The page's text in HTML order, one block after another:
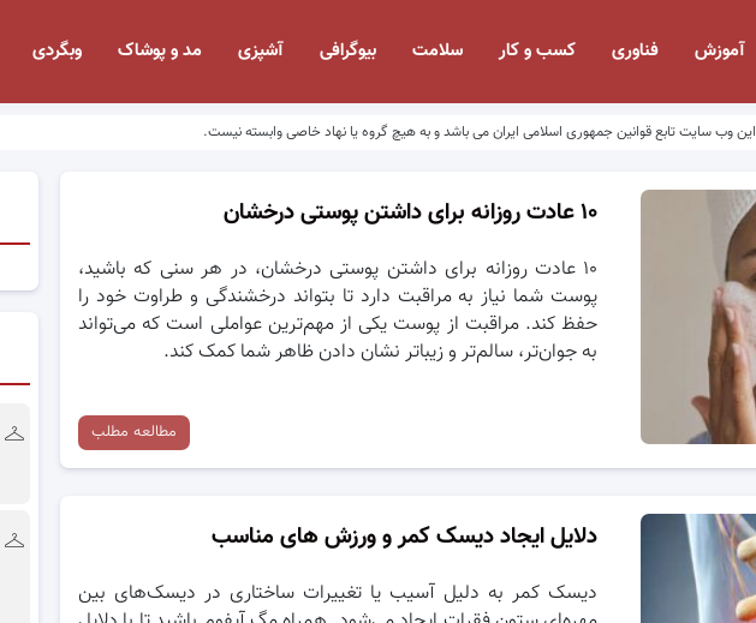
آموزش فناوری کسب و کار سلامت بیوگرافی آشپزی مد و پوشاک وبگردی
این وب سایت تابع قوانین جمهوری اسلامی ایران می باشد و به هیچ گروه یا نهاد خاصی وابسته نیست.
۱۰ عادت روزانه برای داشتن پوستی درخشان
۱۰ عادت روزانه برای داشتن پوستی درخشان، در هر سنی که باشید،
پوست شما نیاز به مراقبت دارد تا بتواند درخشندگی و طراوت خود را
حفظ کند. مراقبت از پوست یکی از مهم‌ترین عواملی است که می‌تواند
به جوان‌تر، سالم‌تر و زیباتر نشان دادن ظاهر شما کمک کند.
مطالعه مطلب
دلایل ایجاد دیسک کمر و ورزش های مناسب
دیسک کمر به دلیل آسیب یا تغییرات ساختاری در دیسک‌های بین‌